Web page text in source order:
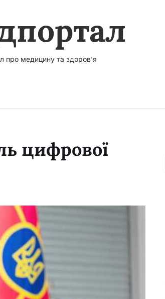
про медицину та здоров'я
цифрової